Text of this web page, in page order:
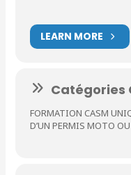
LEARN MORE
Catégories
FORMATION CASM
D’UN PERMIS MOTO